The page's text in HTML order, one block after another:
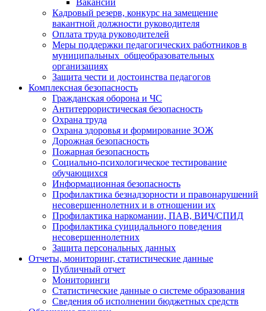
Вакансии
Кадровый резерв, конкурс на замещение
вакантной должности руководителя
Оплата труда руководителей
Меры поддержки педагогических работников в
муниципальных общеобразовательных
организациях
Защита чести и достоинства педагогов
Комплексная безопасность
Гражданская оборона и ЧС
Антитеррористическая безопасность
Охрана труда
Охрана здоровья и формирование ЗОЖ
Дорожная безопасность
Пожарная безопасность
Социально-психологическое тестирование
обучающихся
Информационная безопасность
Профилактика безнадзорности и правонарушений
несовершеннолетних и в отношении их
Профилактика наркомании, ПАВ, ВИЧ/СПИД
Профилактика суицидального поведения
несовершеннолетних
Защита персональных данных
Отчеты, мониторинг, статистические данные
Публичный отчет
Мониторинги
Статистические данные о системе образования
Сведения об исполнении бюджетных средств